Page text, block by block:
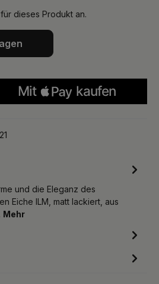
dieses Produkt an.
und die Eleganz des
Eiche ILM, matt lackiert, aus
Mehr